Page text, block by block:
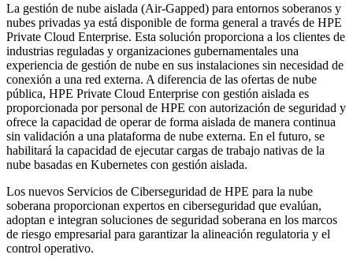
La gestión de nube aislada (Air-Gapped) para entornos soberanos y
nubes privadas ya está disponible de forma general a través de HPE
Private Cloud Enterprise. Esta solución proporciona a los clientes de
industrias reguladas y organizaciones gubernamentales una
experiencia de gestión de nube en sus instalaciones sin necesidad de
conexión a una red externa. A diferencia de las ofertas de nube
pública, HPE Private Cloud Enterprise con gestión aislada es
proporcionada por personal de HPE con autorización de seguridad y
ofrece la capacidad de operar de forma aislada de manera continua
sin validación a una plataforma de nube externa. En el futuro, se
habilitará la capacidad de ejecutar cargas de trabajo nativas de la
nube basadas en Kubernetes con gestión aislada.
Los nuevos Servicios de Ciberseguridad de HPE para la nube
soberana proporcionan expertos en ciberseguridad que evalúan,
adoptan e integran soluciones de seguridad soberana en los marcos
de riesgo empresarial para garantizar la alineación regulatoria y el
control operativo.